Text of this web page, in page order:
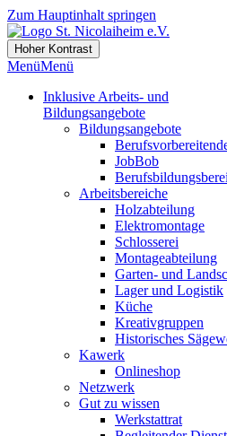
Zum Hauptinhalt springen
Hoher Kontrast
MenüMenü
Inklusive Arbeits- und
Bildungsangebote
Bildungsangebote
JobBob
Arbeitsbereiche
Holzabteilung
Elektromontage
Schlosserei
Montageabteilung
Garten- und
Lager und Logistik
Küche
Kreativgruppen
Historisches
Kawerk
Onlineshop
Netzwerk
Gut zu wissen
Werkstattrat